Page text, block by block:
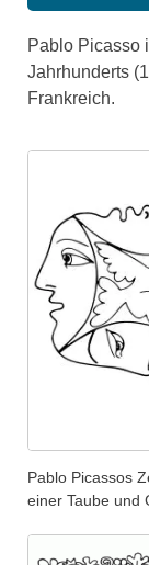
Pablo Picasso
Jahrhunderts
Frankreich.
Pablo Picassos
einer Taube und